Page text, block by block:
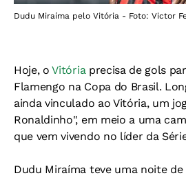
Dudu Miraíma pelo Vitória - Foto: Victor
Hoje, oVitóriaprecisa de gols
Flamengo na Copa do Brasil.
ainda vinculado ao Vitória, um
Ronaldinho", em meio a uma
que vem vivendo no líder da
Dudu Miraíma teve uma noite